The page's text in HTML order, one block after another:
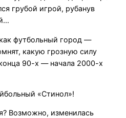
грубой игрой, рубанув
футбольный город —
какую грозную силу
90-х — начала 2000-х
«Стинол»!
Возможно, изменилась